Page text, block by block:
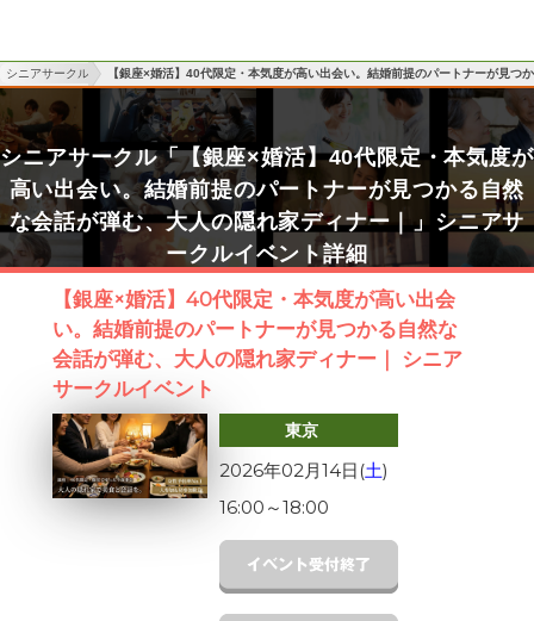
シニアサークル 【銀座×婚活】40代限定・本気度が高い出会い。結婚前提のパートナーが見つ
シニアサークル「【銀座×婚活】40代限定・本気度が
高い出会い。結婚前提のパートナーが見つかる自然
な会話が弾む、大人の隠れ家ディナー｜」シニアサ
ークルイベント詳細
【銀座×婚活】40代限定・本気度が高い出会
い。結婚前提のパートナーが見つかる自然な
会話が弾む、大人の隠れ家ディナー｜ シニア
サークルイベント
東京
2026年02月14日(土)
16:00 ～18:00